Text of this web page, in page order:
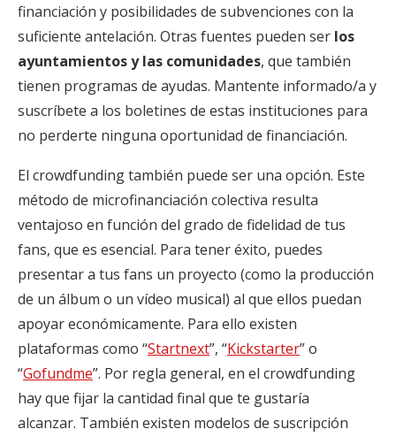
financiación y posibilidades de subvenciones con la
suficiente antelación. Otras fuentes pueden ser los
ayuntamientos y las comunidades, que también
tienen programas de ayudas. Mantente informado/a y
suscríbete a los boletines de estas instituciones para
no perderte ninguna oportunidad de financiación.
El crowdfunding también puede ser una opción. Este
método de microfinanciación colectiva resulta
ventajoso en función del grado de fidelidad de tus
fans, que es esencial. Para tener éxito, puedes
presentar a tus fans un proyecto (como la producción
de un álbum o un vídeo musical) al que ellos puedan
apoyar económicamente. Para ello existen
plataformas como “Startnext”, “Kickstarter” o
“Gofundme”. Por regla general, en el crowdfunding
hay que fijar la cantidad final que te gustaría
alcanzar. También existen modelos de suscripción